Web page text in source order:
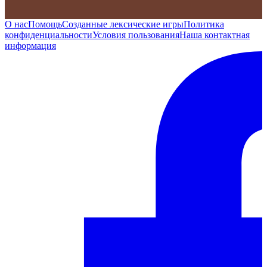
О насПомощьСозданные лексические игрыПолитика
конфиденциальностиУсловия пользованияНаша контактная
информация